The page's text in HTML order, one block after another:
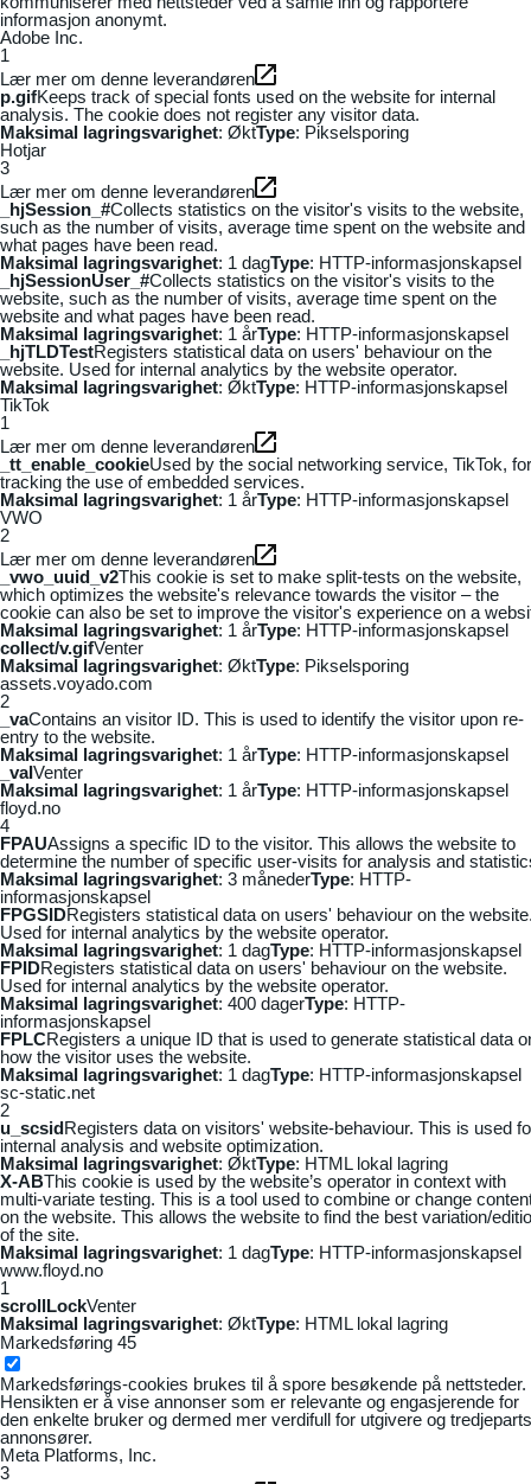
informasjon anonymt.
Adobe Inc.
1
Lær mer om denne leverandøren
p.gifKeeps track of special fonts used on the website for internal
analysis. The cookie does not register any visitor data.
Maksimal lagringsvarighet: ØktType: Pikselsporing
Hotjar
3
Lær mer om denne leverandøren
_hjSession_#Collects statistics on the visitor's visits to the website,
such as the number of visits, average time spent on the website and
what pages have been read.
Maksimal lagringsvarighet: 1 dagType: HTTP-informasjonskapsel
_hjSessionUser_#Collects statistics on the visitor's visits to the
website, such as the number of visits, average time spent on the
website and what pages have been read.
Maksimal lagringsvarighet: 1 årType: HTTP-informasjonskapsel
_hjTLDTestRegisters statistical data on users' behaviour on the
website. Used for internal analytics by the website operator.
Maksimal lagringsvarighet: ØktType: HTTP-informasjonskapsel
TikTok
1
Lær mer om denne leverandøren
_tt_enable_cookieUsed by the social networking service, TikTok, for
tracking the use of embedded services.
Maksimal lagringsvarighet: 1 årType: HTTP-informasjonskapsel
VWO
2
Lær mer om denne leverandøren
_vwo_uuid_v2This cookie is set to make split-tests on the website,
which optimizes the website's relevance towards the visitor – the
cookie can also be set to improve the visitor's experience on a
Maksimal lagringsvarighet: 1 årType: HTTP-informasjonskapsel
collect/v.gifVenter
Maksimal lagringsvarighet: ØktType: Pikselsporing
assets.voyado.com
2
_vaContains an visitor ID. This is used to identify the visitor upon re-
entry to the website.
Maksimal lagringsvarighet: 1 årType: HTTP-informasjonskapsel
_vaIVenter
Maksimal lagringsvarighet: 1 årType: HTTP-informasjonskapsel
floyd.no
4
FPAUAssigns a specific ID to the visitor. This allows the website to
determine the number of specific user-visits for analysis and
Maksimal lagringsvarighet: 3 månederType: HTTP-
informasjonskapsel
FPGSIDRegisters statistical data on users' behaviour on the
Used for internal analytics by the website operator.
Maksimal lagringsvarighet: 1 dagType: HTTP-informasjonskapsel
FPIDRegisters statistical data on users' behaviour on the website.
Used for internal analytics by the website operator.
Maksimal lagringsvarighet: 400 dagerType: HTTP-
informasjonskapsel
FPLCRegisters a unique ID that is used to generate statistical data
how the visitor uses the website.
Maksimal lagringsvarighet: 1 dagType: HTTP-informasjonskapsel
sc-static.net
2
u_scsidRegisters data on visitors' website-behaviour. This is used
internal analysis and website optimization.
Maksimal lagringsvarighet: ØktType: HTML lokal lagring
X-ABThis cookie is used by the website’s operator in context with
multi-variate testing. This is a tool used to combine or change
on the website. This allows the website to find the best variation/
of the site.
Maksimal lagringsvarighet: 1 dagType: HTTP-informasjonskapsel
www.floyd.no
1
scrollLockVenter
Maksimal lagringsvarighet: ØktType: HTML lokal lagring
Markedsføring 45
Markedsførings-cookies brukes til å spore besøkende på nettsteder.
Hensikten er å vise annonser som er relevante og engasjerende for
den enkelte bruker og dermed mer verdifull for utgivere og tredjeparts
annonsører.
Meta Platforms, Inc.
3